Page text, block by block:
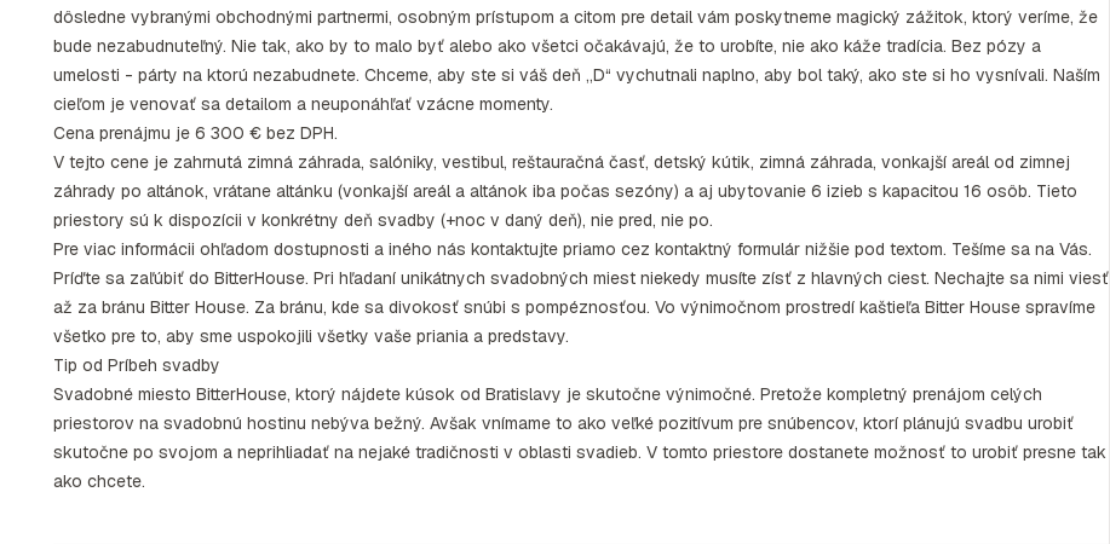
dôsledne vybranými obchodnými partnermi, osobným prístupom a citom pre detail vám poskytneme magický zážitok, ktorý veríme, že
bude nezabudnuteľný. Nie tak, ako by to malo byť alebo ako všetci očakávajú, že to urobíte, nie ako káže tradícia. Bez pózy a
umelosti - párty na ktorú nezabudnete. Chceme, aby ste si váš deň „D“ vychutnali naplno, aby bol taký, ako ste si ho vysnívali. Naším
cieľom je venovať sa detailom a neuponáhľať vzácne momenty.
Cena prenájmu je 6 300 € bez DPH.
V tejto cene je zahrnutá zimná záhrada, salóniky, vestibul, reštauračná časť, detský kútik, zimná záhrada, vonkajší areál od zimnej
záhrady po altánok, vrátane altánku (vonkajší areál a altánok iba počas sezóny) a aj ubytovanie 6 izieb s kapacitou 16 osôb. Tieto
priestory sú k dispozícii v konkrétny deň svadby (+noc v daný deň), nie pred, nie po.
Pre viac informácii ohľadom dostupnosti a iného nás kontaktujte priamo cez kontaktný formulár nižšie pod textom. Tešíme sa na Vás.
Príďte sa zaľúbiť do BitterHouse. Pri hľadaní unikátnych svadobných miest niekedy musíte zísť z hlavných ciest. Nechajte sa nimi viesť
až za bránu Bitter House. Za bránu, kde sa divokosť snúbi s pompéznosťou. Vo výnimočnom prostredí kaštieľa Bitter House spravíme
všetko pre to, aby sme uspokojili všetky vaše priania a predstavy.
Tip od Príbeh svadby
Svadobné miesto BitterHouse, ktorý nájdete kúsok od Bratislavy je skutočne výnimočné. Pretože kompletný prenájom celých
priestorov na svadobnú hostinu nebýva bežný. Avšak vnímame to ako veľké pozitívum pre snúbencov, ktorí plánujú svadbu urobiť
skutočne po svojom a neprihliadať na nejaké tradičnosti v oblasti svadieb. V tomto priestore dostanete možnosť to urobiť presne tak
ako chcete.